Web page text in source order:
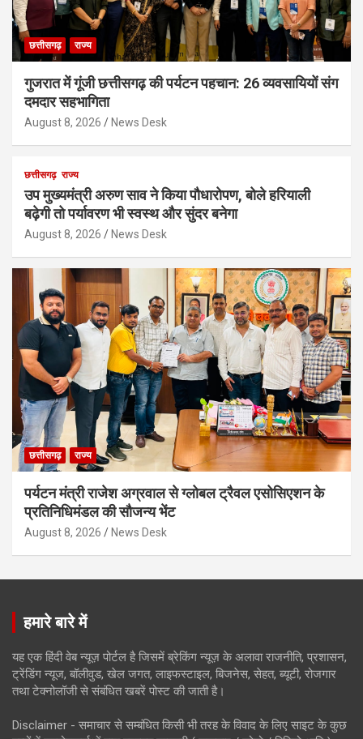
छत्तीसगढ़ राज्य
गुजरात में गूंजी छत्तीसगढ़ की पर्यटन पहचान: 26 व्यवसायियों संग
दमदार सहभागिता
August 8, 2026 News Desk
छत्तीसगढ़ राज्य
उप मुख्यमंत्री अरुण साव ने किया पौधारोपण, बोले हरियाली
बढ़ेगी तो पर्यावरण भी स्वस्थ और सुंदर बनेगा
August 8, 2026 News Desk
छत्तीसगढ़ राज्य
पर्यटन मंत्री राजेश अग्रवाल से ग्लोबल ट्रैवल एसोसिएशन के
प्रतिनिधिमंडल की सौजन्य भेंट
August 8, 2026 News Desk
हमारे बारे में
यह एक हिंदी वेब न्यूज़ पोर्टल है जिसमें ब्रेकिंग न्यूज़ के अलावा राजनीति, प्रशासन,
ट्रेंडिंग न्यूज, बॉलीवुड, खेल जगत, लाइफस्टाइल, बिजनेस, सेहत, ब्यूटी, रोजगार
तथा टेक्नोलॉजी से संबंधित खबरें पोस्ट की जाती है।
Disclaimer - समाचार से सम्बंधित किसी भी तरह के विवाद के लिए साइट के कुछ